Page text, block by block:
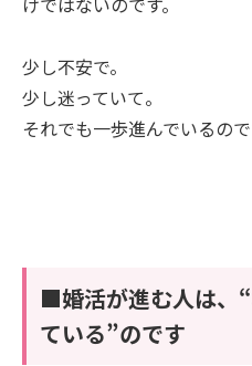
少し不安で。
少し迷っていて。
それでも一歩進んでいるので
■婚活が進む人は、
ている”のです